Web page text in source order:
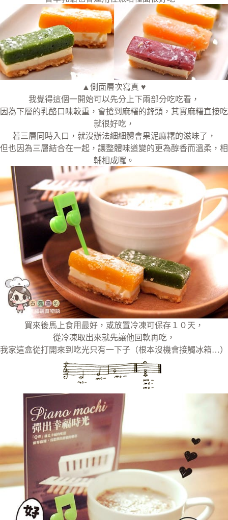
▲側面層次寫真 ♥
我覺得這個一開始可以先分上下兩部分吃吃看，
因為下層的乳酪口味較重，會搶到麻糬的鋒頭，其實麻糬直接吃
就很好吃，
若三層同時入口，就沒辦法細細體會果泥麻糬的滋味了，
但也因為三層結合在一起，讓整體味道變的更為醇香而溫柔，相
輔相成囉。
買來後馬上食用最好，或放置冷凍可保存１０天，
從冷凍取出來就先讓他回軟再吃，
我家這盒從打開來到吃光只有一下子（根本沒機會接觸冰箱…）